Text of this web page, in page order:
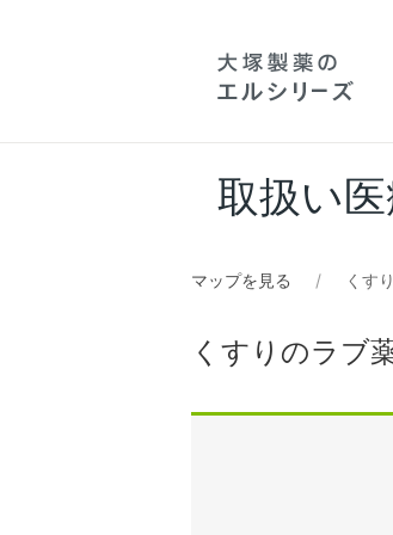
取扱い
マップを見る くす
くすりのラブ